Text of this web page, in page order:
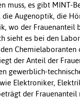
muss, es gibt MINT-
die Augenoptik, die
wo der Frauenanteil
sieht es bei den
Chemielaboranten
der Anteil der
gewerblich-
Elektroniker,
der Frauenanteil